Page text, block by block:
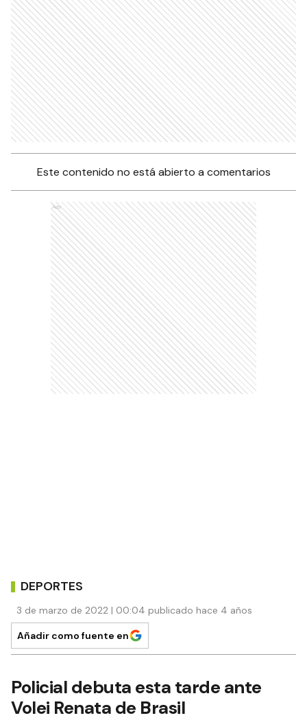
Este contenido no está abierto a comentarios
Ads
DEPORTES
3 de marzo de 2022 | 00:04 publicado hace 4 años
Añadir como fuente en
Policial debuta esta tarde ante
Volei Renata de Brasil